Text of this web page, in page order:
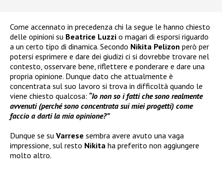
Come accennato in precedenza chi la segue le hanno chiesto
delle opinioni su Beatrice Luzzi o magari di esporsi riguardo
a un certo tipo di dinamica. Secondo Nikita Pelizon però per
potersi esprimere e dare dei giudizi ci si dovrebbe trovare nel
contesto, osservare bene, riflettere e ponderare e dare una
propria opinione. Dunque dato che attualmente è
concentrata sul suo lavoro si trova in difficoltà quando le
viene chiesto qualcosa: “Io non so i fatti che sono realmente
avvenuti (perché sono concentrata sui miei progetti) come
faccio a darti la mia opinione?”
Dunque se su Varrese sembra avere avuto una vaga
impressione, sul resto Nikita ha preferito non aggiungere
molto altro.